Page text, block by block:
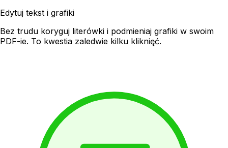
Edytuj tekst i grafiki
Bez trudu koryguj literówki i podmieniaj grafiki w swoim
PDF-ie. To kwestia zaledwie kilku kliknięć.